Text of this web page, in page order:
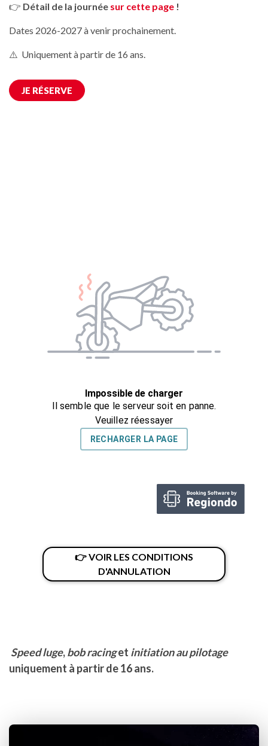
👉 Détail de la journée sur cette page !
Dates 2026-2027 à venir prochainement.
⚠️ Uniquement à partir de 16 ans.
JE RÉSERVE
👉 VOIR LES CONDITIONS
D'ANNULATION
Speed luge,bob racinget initiation au pilotage
uniquement à partir de 16 ans.